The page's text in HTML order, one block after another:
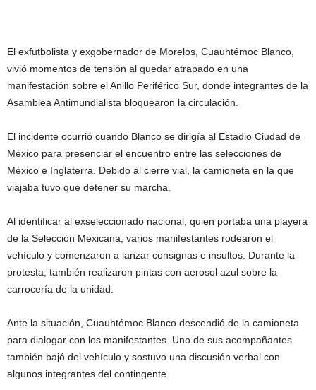
El exfutbolista y exgobernador de Morelos, Cuauhtémoc Blanco,
vivió momentos de tensión al quedar atrapado en una
manifestación sobre el Anillo Periférico Sur, donde integrantes de la
Asamblea Antimundialista bloquearon la circulación.
El incidente ocurrió cuando Blanco se dirigía al Estadio Ciudad de
México para presenciar el encuentro entre las selecciones de
México e Inglaterra. Debido al cierre vial, la camioneta en la que
viajaba tuvo que detener su marcha.
Al identificar al exseleccionado nacional, quien portaba una playera
de la Selección Mexicana, varios manifestantes rodearon el
vehículo y comenzaron a lanzar consignas e insultos. Durante la
protesta, también realizaron pintas con aerosol azul sobre la
carrocería de la unidad.
Ante la situación, Cuauhtémoc Blanco descendió de la camioneta
para dialogar con los manifestantes. Uno de sus acompañantes
también bajó del vehículo y sostuvo una discusión verbal con
algunos integrantes del contingente.